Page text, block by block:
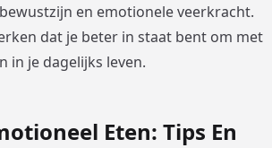
en emotionele veerkracht.
dat je beter in staat bent om met
in je dagelijks leven.
Eten: Tips En